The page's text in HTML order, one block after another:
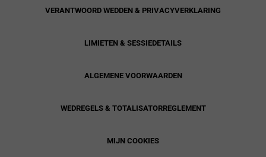
VERANTWOORD WEDDEN & PRIVACYVERKLARING
LIMIETEN & SESSIEDETAILS
ALGEMENE VOORWAARDEN
WEDREGELS & TOTALISATORREGLEMENT
MIJN COOKIES